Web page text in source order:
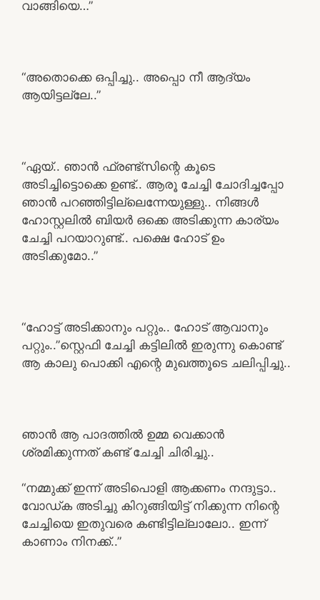
വാങ്ങിയെ…”
“അതൊക്കെ ഒപ്പിച്ചു.. അപ്പൊ നീ ആദ്യം
ആയിട്ടല്ലേ..”
“ഏയ്.. ഞാൻ ഫ്രണ്ട്സിന്റെ കൂടെ
അടിച്ചിട്ടൊക്കെ ഉണ്ട്.. ആരൂ ചേച്ചി ചോദിച്ചപ്പോ
ഞാൻ പറഞ്ഞിട്ടില്ലെന്നേയുള്ളു.. നിങ്ങൾ
ഹോസ്റ്റലിൽ ബിയർ ഒക്കെ അടിക്കുന്ന കാര്യം
ചേച്ചി പറയാറുണ്ട്.. പക്ഷെ ഹോട് ഉം
അടിക്കുമോ..”
“ഹോട്ട് അടിക്കാനും പറ്റും.. ഹോട് ആവാനും
പറ്റും..”സ്റ്റെഫി ചേച്ചി കട്ടിലിൽ ഇരുന്നു കൊണ്ട്
ആ കാലു പൊക്കി എന്റെ മുഖത്തൂടെ ചലിപ്പിച്ചു..
ഞാൻ ആ പാദത്തിൽ ഉമ്മ വെക്കാൻ
ശ്രമിക്കുന്നത് കണ്ട് ചേച്ചി ചിരിച്ചു..
“നമ്മുക്ക് ഇന്ന് അടിപൊളി ആക്കണം നന്ദുട്ടാ..
വോഡ്ക അടിച്ചു കിറുങ്ങിയിട്ട് നിക്കുന്ന നിന്റെ
ചേച്ചിയെ ഇതുവരെ കണ്ടിട്ടില്ലാലോ.. ഇന്ന്
കാണാം നിനക്ക്..”